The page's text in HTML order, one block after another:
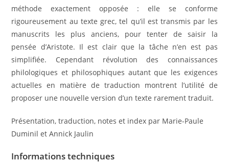
méthode exactement opposée : elle se conforme
rigoureusement au texte grec, tel qu’il est transmis par les
manuscrits les plus anciens, pour tenter de saisir la
pensée d’Aristote. Il est clair que la tâche n’en est pas
simplifiée. Cependant révolution des connaissances
philologiques et philosophiques autant que les exigences
actuelles en matière de traduction montrent l’utilité de
proposer une nouvelle version d’un texte rarement traduit.
Présentation, traduction, notes et index par Marie-Paule
Duminil et Annick Jaulin
Informations techniques